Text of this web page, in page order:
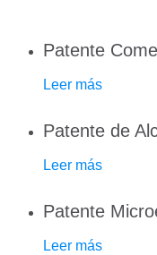
Patente
Leer más
Patente de
Leer más
Patente
Leer más